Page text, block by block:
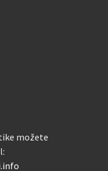
možete